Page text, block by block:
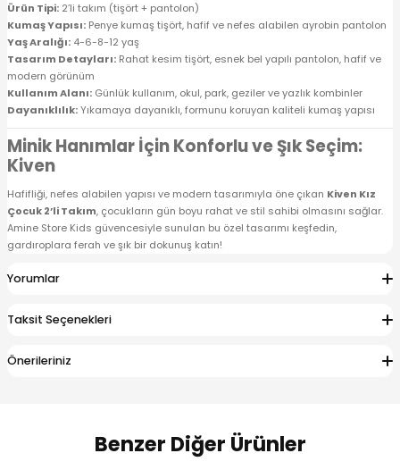
Ürün Tipi: 2’li takım (tişört + pantolon)
Kumaş Yapısı: Penye kumaş tişört, hafif ve nefes alabilen ayrobin pantolon
Yaş Aralığı: 4-6-8-12 yaş
Tasarım Detayları: Rahat kesim tişört, esnek bel yapılı pantolon, hafif ve
modern görünüm
Kullanım Alanı: Günlük kullanım, okul, park, geziler ve yazlık kombinler
Dayanıklılık:Yıkamaya dayanıklı, formunu koruyan kaliteli kumaş yapısı
Minik Hanımlar İçin Konforlu ve Şık Seçim:
Kiven
Hafifliği, nefes alabilen yapısı ve modern tasarımıyla öne çıkan Kiven Kız
Çocuk 2’li Takım, çocukların gün boyu rahat ve stil sahibi olmasını sağlar.
Amine Store Kids güvencesiyle sunulan bu özel tasarımı keşfedin,
gardıroplara ferah ve şık bir dokunuş katın!
Yorumlar
Taksit Seçenekleri
Önerileriniz
Benzer Diğer Ürünler